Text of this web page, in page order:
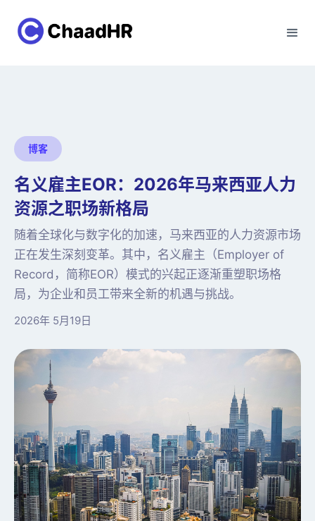
博客
名义雇主EOR：2026年马来西亚人力
资源之职场新格局
随着全球化与数字化的加速，马来西亚的人力资源市场
正在发生深刻变革。其中，名义雇主（Employer of
Record，简称EOR）模式的兴起正逐渐重塑职场格
局，为企业和员工带来全新的机遇与挑战。
2026年 5月19日